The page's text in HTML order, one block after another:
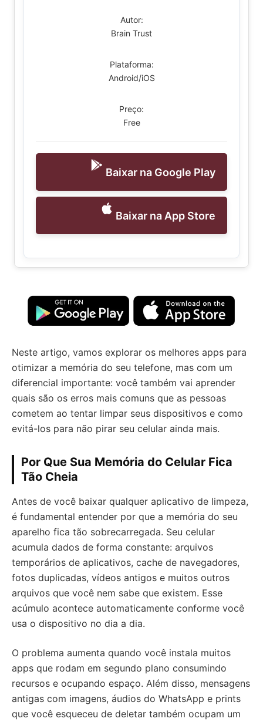
Autor:
Brain Trust
Plataforma:
Android/iOS
Preço:
Free
Baixar na Google Play
Baixar na App Store
Neste artigo, vamos explorar os melhores apps para
otimizar a memória do seu telefone, mas com um
diferencial importante: você também vai aprender
quais são os erros mais comuns que as pessoas
cometem ao tentar limpar seus dispositivos e como
evitá-los para não pirar seu celular ainda mais.
Por Que Sua Memória do Celular Fica
Tão Cheia
Antes de você baixar qualquer aplicativo de limpeza,
é fundamental entender por que a memória do seu
aparelho fica tão sobrecarregada. Seu celular
acumula dados de forma constante: arquivos
temporários de aplicativos, cache de navegadores,
fotos duplicadas, vídeos antigos e muitos outros
arquivos que você nem sabe que existem. Esse
acúmulo acontece automaticamente conforme você
usa o dispositivo no dia a dia.
O problema aumenta quando você instala muitos
apps que rodam em segundo plano consumindo
recursos e ocupando espaço. Além disso, mensagens
antigas com imagens, áudios do WhatsApp e prints
que você esqueceu de deletar também ocupam um